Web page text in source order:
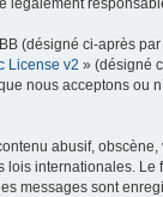
légalement
(désigné ci-après
License v2 » (désigné
nous acceptons
abusif,
lois internationales.
messages sont